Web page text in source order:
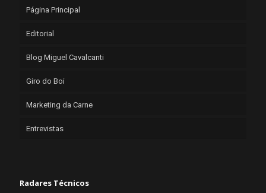
Página Principal
Editorial
Blog Miguel Cavalcanti
Giro do Boi
Marketing da Carne
Entrevistas
Radares Técnicos